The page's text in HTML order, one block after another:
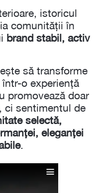
istoricul
comunității în
brand stabil, activ
să transforme
o experiență
promovează doar
ci sentimentul de
selectă,
eleganței
.